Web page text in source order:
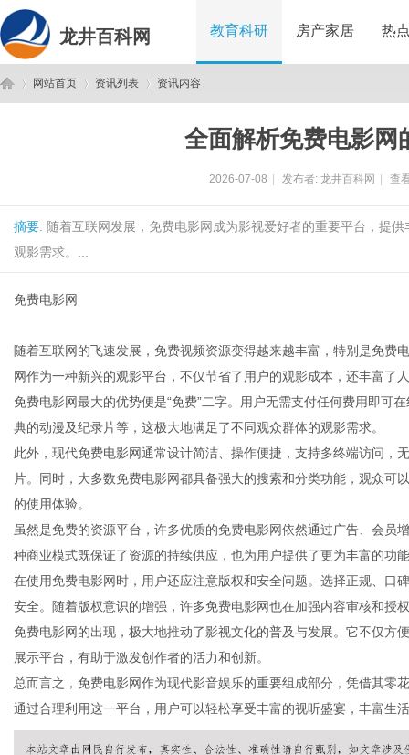
龙井百科网 教育科研 房产家居 热
网站首页 资讯列表 资讯内容
全面解析免费电影网
2026-07-08 发布者: 龙井百科网 查
摘要: 随着互联网发展，免费电影网成为影视爱好者的重要平台，提
观影需求。...
免费电影网
随着互联网的飞速发展，免费视频资源变得越来越丰富，特别是免费
网作为一种新兴的观影平台，不仅节省了用户的观影成本，还丰富了
免费电影网最大的优势便是“免费”二字。用户无需支付任何费用即可
典的动漫及纪录片等，这极大地满足了不同观众群体的观影需求。
此外，现代免费电影网通常设计简洁、操作便捷，支持多终端访问，
片。同时，大多数免费电影网都具备强大的搜索和分类功能，观众
的使用体验。
虽然是免费的资源平台，许多优质的免费电影网依然通过广告、会员
种商业模式既保证了资源的持续供应，也为用户提供了更为丰富的功
在使用免费电影网时，用户还应注意版权和安全问题。选择正规、口
安全。随着版权意识的增强，许多免费电影网也在加强内容审核和授
免费电影网的出现，极大地推动了影视文化的普及与发展。它不仅方
展示平台，有助于激发创作者的活力和创新。
总而言之，免费电影网作为现代影音娱乐的重要组成部分，凭借其零
通过合理利用这一平台，用户可以轻松享受丰富的视听盛宴，丰富生